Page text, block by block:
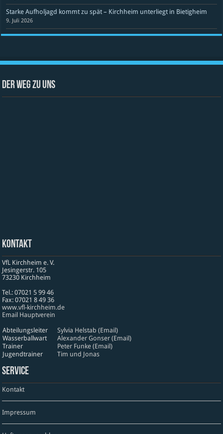
Starke Aufholjagd kommt zu spät – Kirchheim unterliegt in Bietigheim
9. Juli 2026
Der Weg zu uns
Kontakt
VfL Kirchheim e. V.
Jesinger­str. 105
73230 Kirch­heim
Tel.: 07021 5 99 46
Fax: 07021 8 49 36
www​.vfl​-kirch​heim​.de
Email Hauptverein
Abteilungsleiter
Sylvia Helstab (Email)
Wasserballwart
Alexander Gonser (Email)
Trainer
Peter Funke (Email)
Jugendtrainer
Tim und Jonas
Service
Kontakt
Impressum